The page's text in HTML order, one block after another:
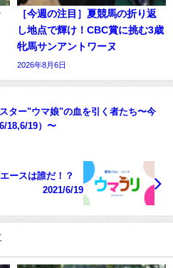
［今週の注目］夏競馬の折り返
し地点で輝け！CBC賞に挑む3歳
牝馬サンアントワーヌ
2026年8月6日
ター"ウマ娘"の血を引く者たち〜今
18,6/19）〜
エースは誰だ！？
2021/6/19